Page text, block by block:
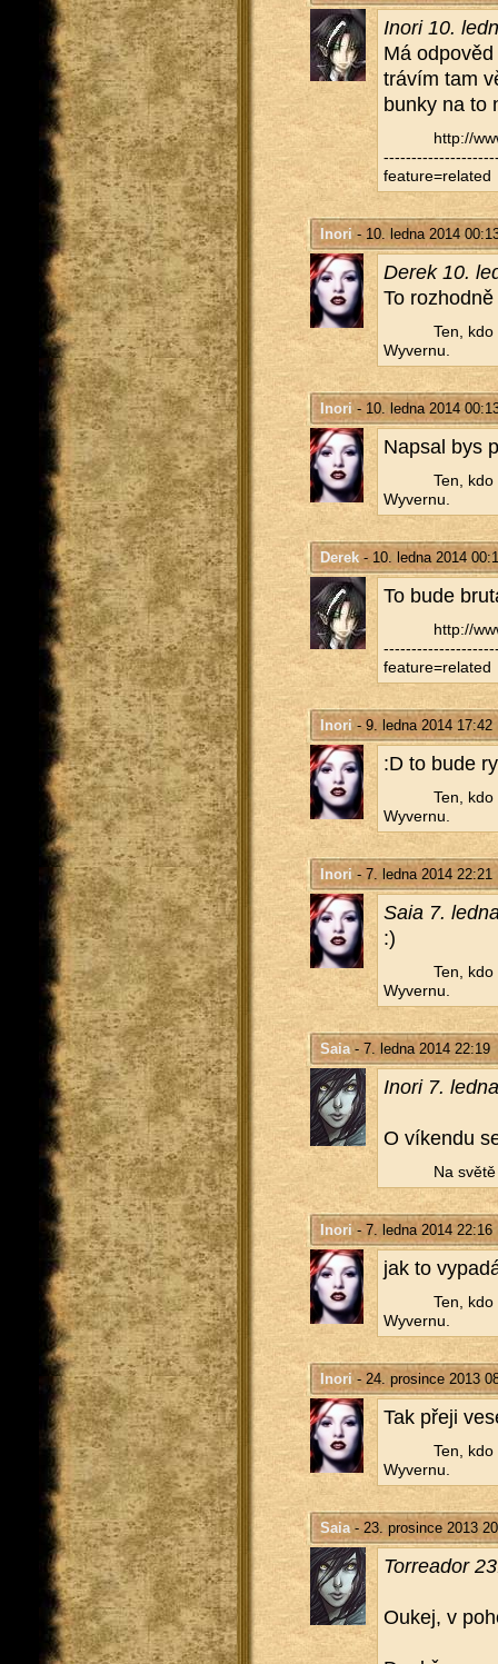
Inori 10.
Má
trá­vím tam
bunky na to
http://​
feature=related
Inori- 10. ledna 2014
Derek 10.
To roz­hod­ně
Ten,
Wy­ver­nu.
Inori- 10. ledna 2014
Na­psal bys
Ten,
Wy­ver­nu.
Derek- 10. ledna 2014
To bude
http://​
feature=related
Inori- 9. ledna 2014 17:42
:D to bude
Ten,
Wy­ver­nu.
Inori- 7. ledna 2014 22:21
Saia 7.
:)
Ten,
Wy­ver­nu.
Saia- 7. ledna 2014 22:19
Inori 7.
O ví­ken­du
Na
Inori- 7. ledna 2014 22:16
jak to
Ten,
Wy­ver­nu.
Inori- 24. prosince 2013
Tak přeji
Ten,
Wy­ver­nu.
Saia- 23. prosince 2013
Torrea­dor
Oukej, v